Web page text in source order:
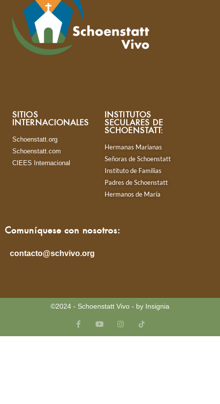
SITIOS
INTERNACIONALES
Schoenstatt.org
Schoenstatt.com
CIEES Internacional
INSTITUTOS
SECULARES DE
SCHOENSTATT:
Hermanas Marianas
Señoras de Schoenstatt
Instituto de Familias
Padres de Schoenstatt
Hermanos de María
Comuníquese con nosotros:
contacto@schvivo.org
©2024 - Schoenstatt Vivo - by Insignia